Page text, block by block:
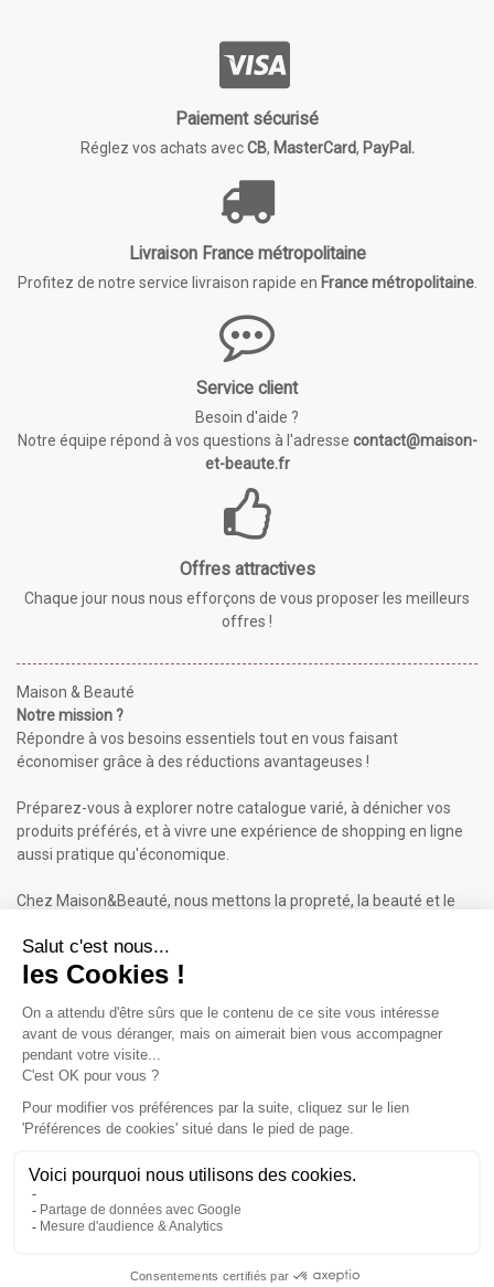
Paiement sécurisé
Réglez vos achats avecCB, MasterCard, PayPal.
Livraison France métropolitaine
Profitez de notre service livraison rapide en France métropolitaine.
Service client
Besoin d'aide ?
Notre équipe répond à vos questions à l'adresse contact@maison-
et-beaute.fr
Offres attractives
Chaque jour nous nous efforçons de vous proposer les meilleurs
offres !
Maison & Beauté
Notre mission ?
Répondre à vos besoins essentiels tout en vous faisant
économiser grâce à des réductions avantageuses !
Préparez-vous à explorer notre catalogue varié, à dénicher vos
produits préférés, et à vivre une expérience de shopping en ligne
aussi pratique qu'économique.
Chez Maison&Beauté, nous mettons la propreté, la beauté et le
Maison & Beauté : Informations
À propos de nous
Conditions générales de vente (CGV)
Plan du site
Contactez-nous
Cliquez-ici pour modifier vos préférences en matière de cookies
Inscrivez-vous à notre Newsletter